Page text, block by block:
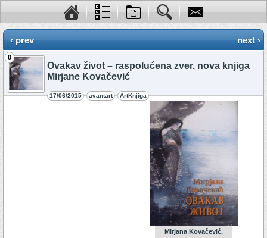
‹ prev next ›
0
Ovakav život – raspolućena zver, nova knjiga
Mirjane Kovačević
17/06/2015 avantart ArtKnjiga
Mirjana Kovačević,